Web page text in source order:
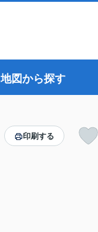
地図から探す
印刷する